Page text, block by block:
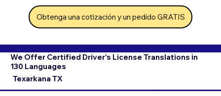
Obtenga una cotización y un pedido GRATIS
We Offer Certified Driver's License Translations in
130 Languages
Texarkana TX